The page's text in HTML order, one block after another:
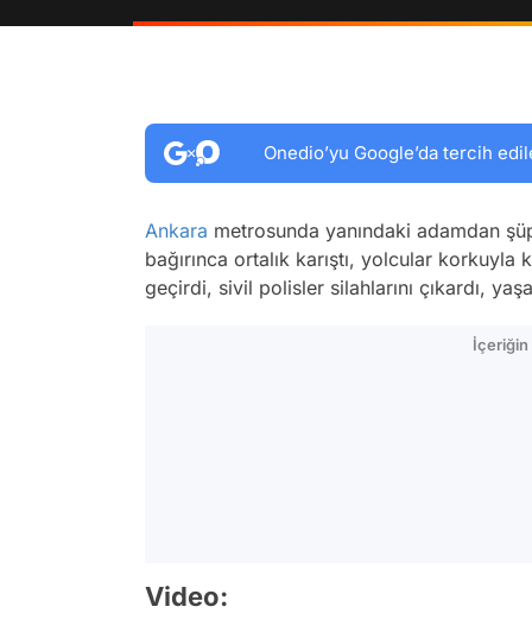
Onedio’yu Google’da tercih
Ankara metrosunda yanındaki adamdan
bağırınca ortalık karıştı, yolcular
geçirdi, sivil polisler silahlarını çıkardı,
İçeriğin
Video: